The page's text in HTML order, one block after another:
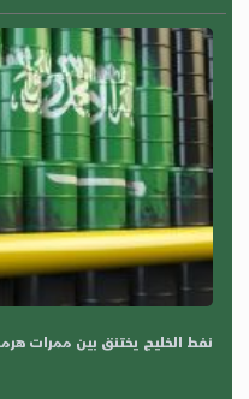
نفط الخليج يختنق بين ممرات